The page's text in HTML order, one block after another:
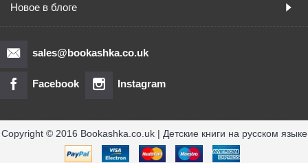
Новое в блоге
sales@bookashka.co.uk
Facebook Instagram
Copyright © 2016 Bookashka.co.uk | Детские книги на русском языке